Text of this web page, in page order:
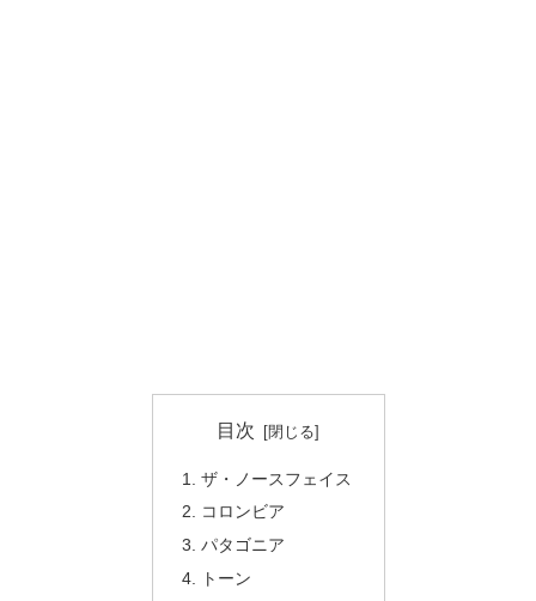
目次
ザ・ノースフェイス
コロンビア
パタゴニア
トーン